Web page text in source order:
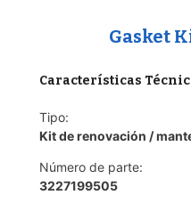
Gasket
Características
Tipo:
Kit de renovación /
Número de parte:
3227199505